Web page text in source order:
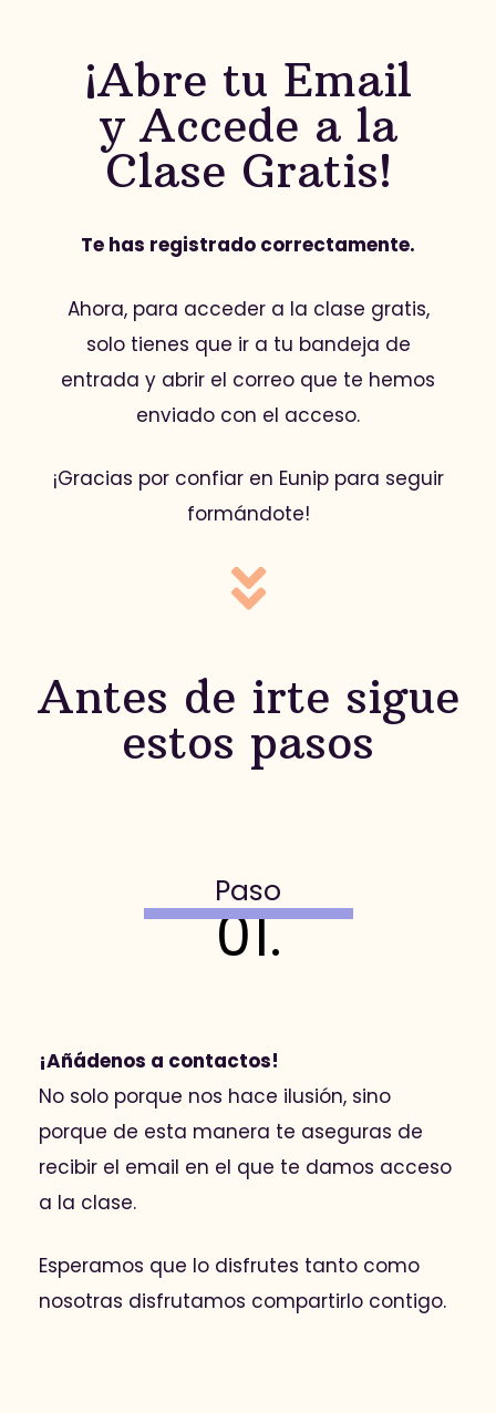
¡Abre tu Email
y Accede a la
Clase Gratis!
Te has registrado correctamente.
Ahora, para acceder a la clase gratis,
solo tienes que ir a tu bandeja de
entrada y abrir el correo que te hemos
enviado con el acceso.
¡Gracias por confiar en Eunip para seguir
formándote!
Antes de irte sigue
estos pasos
Paso
01.
¡Añádenos a contactos!
No solo porque nos hace ilusión, sino
porque de esta manera te aseguras de
recibir el email en el que te damos acceso
a la clase.
Esperamos que lo disfrutes tanto como
nosotras disfrutamos compartirlo contigo.